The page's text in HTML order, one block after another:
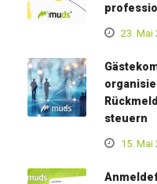
23. Mai
steuern
15. Mai